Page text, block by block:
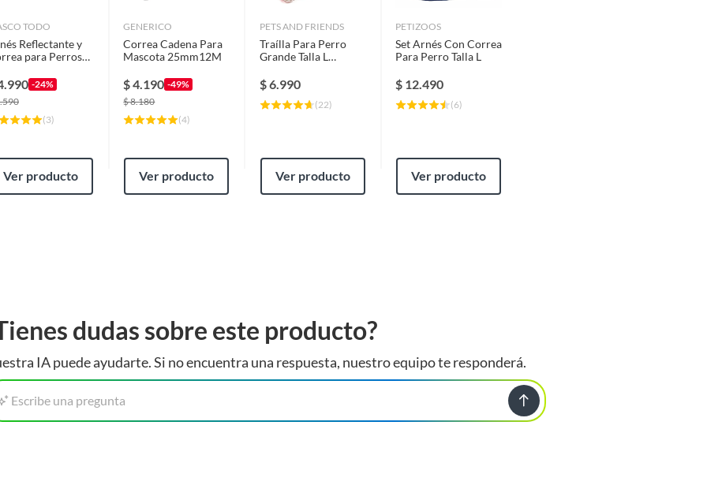
TODO
Reflectante y
para Perros
-24%
(3)
Ver producto
GENERICO
Correa Cadena Para
Mascota 25mm12M
$4.190 -49%
$8.180
(4)
Ver producto
PETS AND FRIENDS
Traílla Para Perro
Grande Talla L
Colores Surtidos
$6.990
(22)
Ver producto
PETIZOOS
Set Arnés Con Correa
Para Perro Talla L
$ 12.490
(6)
Ver producto
dudas sobre este producto?
IA puede ayudarte. Si no encuentra una respuesta, nuestro equipo te responderá.
Escribe una pregunta